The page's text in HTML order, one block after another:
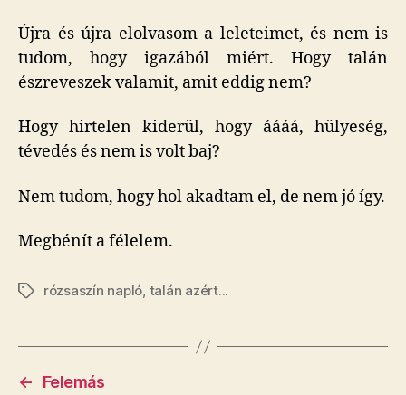
Újra és újra elolvasom a leleteimet, és nem is
tudom, hogy igazából miért. Hogy talán
észreveszek valamit, amit eddig nem?
Hogy hirtelen kiderül, hogy áááá, hülyeség,
tévedés és nem is volt baj?
Nem tudom, hogy hol akadtam el, de nem jó így.
Megbénít a félelem.
Címkékrózsaszín napló, talán azért...
←
Felemás